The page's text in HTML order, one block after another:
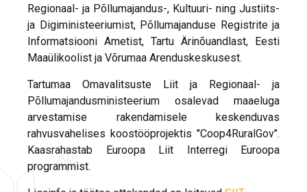
Regionaal- ja Põllumajandus-, Kultuuri- ning Justiits-
ja Digiministeeriumist, Põllumajanduse Registrite ja
Informatsiooni Ametist, Tartu Ärinõuandlast, Eesti
Maaülikoolist ja Võrumaa Arenduskeskusest.
Tartumaa Omavalitsuste Liit ja Regionaal- ja
Põllumajandusministeerium osalevad maaeluga
arvestamise rakendamisele keskenduvas
rahvusvahelises koostööprojektis "Coop4RuralGov".
Kaasrahastab Euroopa Liit Interregi Euroopa
programmist.